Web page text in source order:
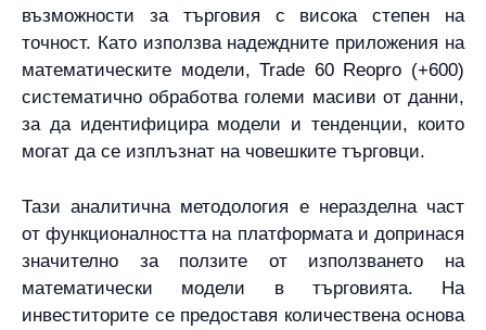
възможности за търговия с висока степен на
точност. Като използва надеждните приложения на
математическите модели, Trade 60 Reopro (+600)
систематично обработва големи масиви от данни,
за да идентифицира модели и тенденции, които
могат да се изплъзнат на човешките търговци.
Тази аналитична методология е неразделна част
от функционалността на платформата и допринася
значително за ползите от използването на
математически модели в търговията. На
инвеститорите се предоставя количествена основа